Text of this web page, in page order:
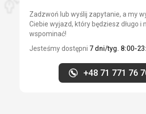
Zadzwoń lub wyślij zapytanie, a my
Ciebie wyjazd, który będziesz długo i
wspominać!
Jesteśmy dostępni 7 dni/tyg. 8:00-
+48 71 771 76